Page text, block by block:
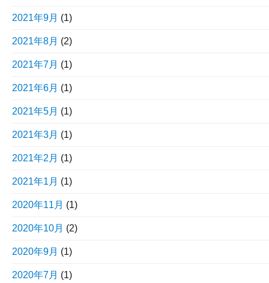
2021年9月 (1)
2021年8月 (2)
2021年7月 (1)
2021年6月 (1)
2021年5月 (1)
2021年3月 (1)
2021年2月 (1)
2021年1月 (1)
2020年11月 (1)
2020年10月 (2)
2020年9月 (1)
2020年7月 (1)